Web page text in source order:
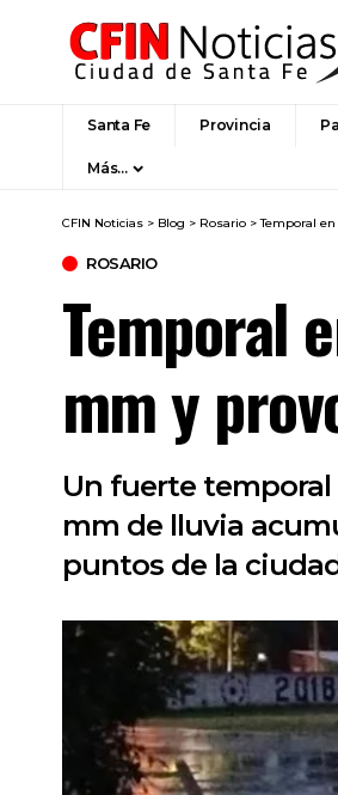
Santa Fe Provincia
Más…
CFIN Noticias > Blog > Rosario >Temporal
ROSARIO
Temporal
mm y
Un fuerte temporal
mm de lluvia
puntos de la